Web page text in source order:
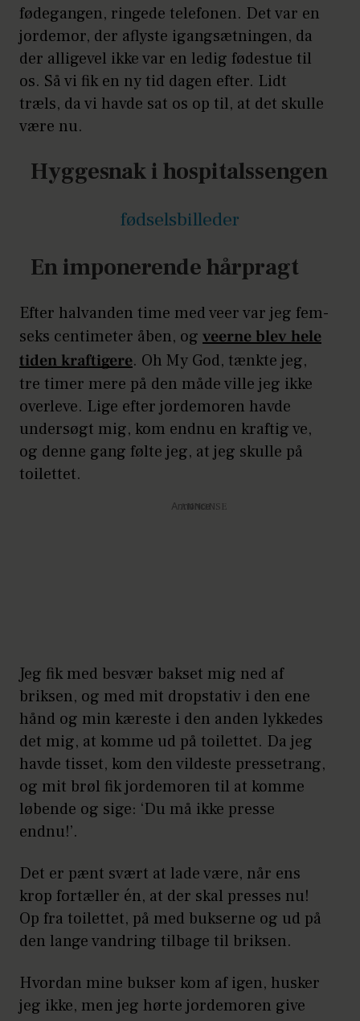
fødegangen, ringede telefonen. Det var en
jordemor, der aflyste igangsætningen, da
der alligevel ikke var en ledig fødestue til
os. Så vi fik en ny tid dagen efter. Lidt
træls, da vi havde sat os op til, at det skulle
være nu.
Hyggesnak i hospitalssengen
fødselsbilleder
En imponerende hårpragt
Efter halvanden time med veer var jeg fem-
seks centimeter åben, og veerne blev hele
tiden kraftigere. Oh My God, tænkte jeg,
tre timer mere på den måde ville jeg ikke
overleve. Lige efter jordemoren havde
undersøgt mig, kom endnu en kraftig ve,
og denne gang følte jeg, at jeg skulle på
toilettet.
Annonce
Jeg fik med besvær bakset mig ned af
briksen, og med mit dropstativ i den ene
hånd og min kæreste i den anden lykkedes
det mig, at komme ud på toilettet. Da jeg
havde tisset, kom den vildeste pressetrang,
og mit brøl fik jordemoren til at komme
løbende og sige: ‘Du må ikke presse
endnu!’.
Det er pænt svært at lade være, når ens
krop fortæller én, at der skal presses nu!
Op fra toilettet, på med bukserne og ud på
den lange vandring tilbage til briksen.
Hvordan mine bukser kom af igen, husker
jeg ikke, men jeg hørte jordemoren give